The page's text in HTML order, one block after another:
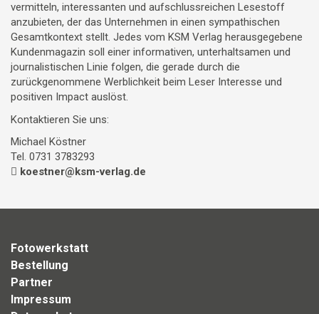
vermitteln, interessanten und aufschlussreichen Lesestoff
anzubieten, der das Unternehmen in einen sympathischen
Gesamtkontext stellt. Jedes vom KSM Verlag herausgegebene
Kundenmagazin soll einer informativen, unterhaltsamen und
journalistischen Linie folgen, die gerade durch die
zurückgenommene Werblichkeit beim Leser Interesse und
positiven Impact auslöst.
Kontaktieren Sie uns:
Michael Köstner
Tel. 0731 3783293
koestner@ksm-verlag.de
Fotowerkstatt
Bestellung
Partner
Impressum